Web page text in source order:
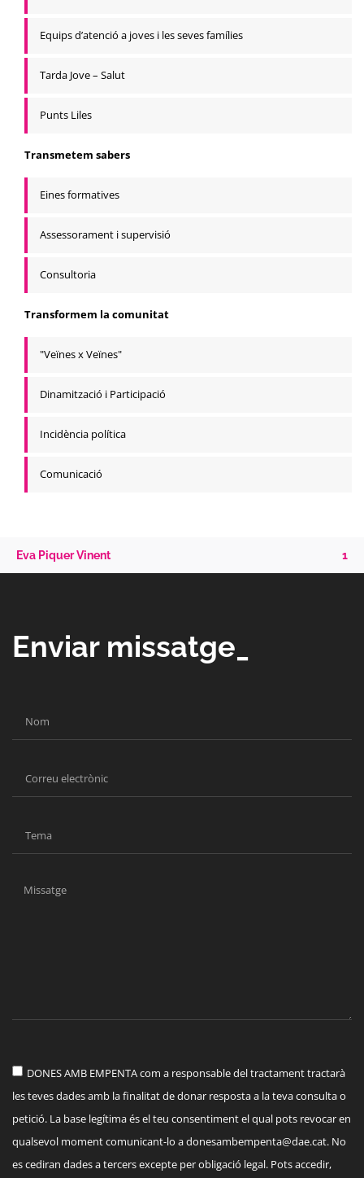
Equips d’atenció a joves i les seves famílies
Tarda Jove – Salut
Punts Liles
Transmetem sabers
Eines formatives
Assessorament i supervisió
Consultoria
Transformem la comunitat
"Veïnes x Veïnes"
Dinamització i Participació
Incidència política
Comunicació
Eva Piquer Vinent 1
Enviar missatge_
DONES AMB EMPENTA com a responsable del tractament tractarà
les teves dades amb la finalitat de donar resposta a la teva consulta o
petició. La base legítima és el teu consentiment el qual pots revocar en
qualsevol moment comunicant-lo adonesambempenta@dae.cat. No
es cediran dades a tercers excepte per obligació legal. Pots accedir,